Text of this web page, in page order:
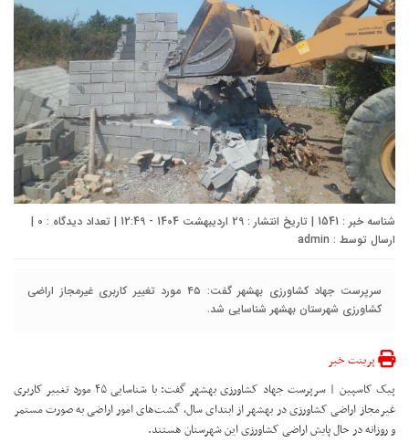
شناسه خبر : 1541 | تاریخ انتشار : 29 اردیبهشت 1404 - 12:49 | تعداد دیدگاه : 0
|
ارسال توسط : admin
سرپرست جهاد کشاورزی بهشهر گفت: ۴۵ مورد تغییر کاربری غیرمجاز اراضی
کشاورزی شهرستان بهشهر شناسایی شد.
پرینت خبر
پیک کاسپین | سرپرست جهاد کشاورزی بهشهر گفت: با شناسایی ۴۵ مورد تغییر کاربری
غیرمجاز اراضی کشاورزی در بهشهر از ابتدای سال، گشت‌های امور اراضی به صورت مستمر
و روزانه در حال پایش اراضی کشاورزی این شهرستان هستند.